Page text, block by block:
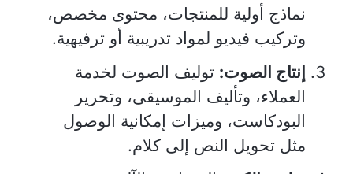
نماذج أولية للمنتجات، محتوى مخصص،
وتركيب فيديو لمواد تدريبية أو ترفيهية.
إنتاج الصوت: توليف الصوت لخدمة
العملاء، وتأليف الموسيقى، وتحرير
البودكاست، وميزات إمكانية الوصول
مثل تحويل النص إلى كلام.